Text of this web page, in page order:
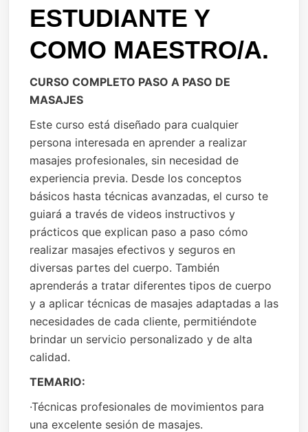
ESTUDIANTE Y
COMO MAESTRO/A.
CURSO COMPLETO PASO A PASO DE
MASAJES
Este curso está diseñado para cualquier
persona interesada en aprender a realizar
masajes profesionales, sin necesidad de
experiencia previa. Desde los conceptos
básicos hasta técnicas avanzadas, el curso te
guiará a través de videos instructivos y
prácticos que explican paso a paso cómo
realizar masajes efectivos y seguros en
diversas partes del cuerpo. También
aprenderás a tratar diferentes tipos de cuerpo
y a aplicar técnicas de masajes adaptadas a las
necesidades de cada cliente, permitiéndote
brindar un servicio personalizado y de alta
calidad.
TEMARIO:
·Técnicas profesionales de movimientos para
una excelente sesión de masajes.